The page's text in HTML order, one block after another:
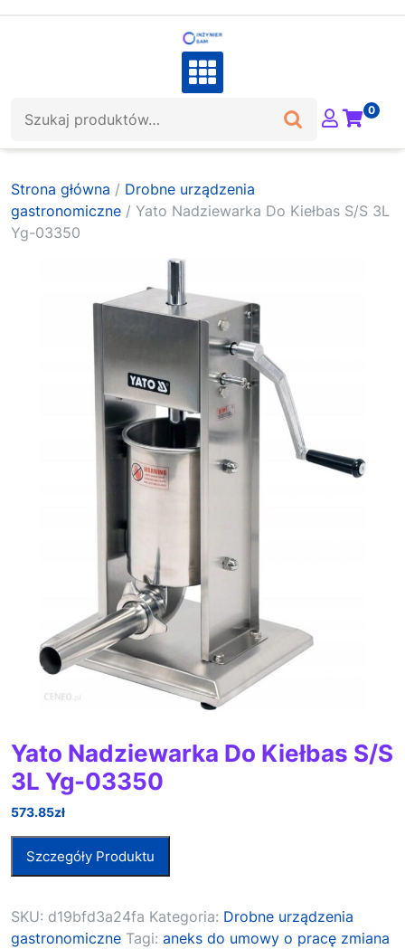
0
Strona główna / Drobne urządzenia
gastronomiczne / Yato Nadziewarka Do Kiełbas S/S 3L
Yg-03350
Yato Nadziewarka Do Kiełbas S/S
3L Yg-03350
573.85zł
Szczegóły Produktu
SKU: d19bfd3a24fa Kategoria: Drobne urządzenia
gastronomiczne Tagi: aneks do umowy o pracę zmiana